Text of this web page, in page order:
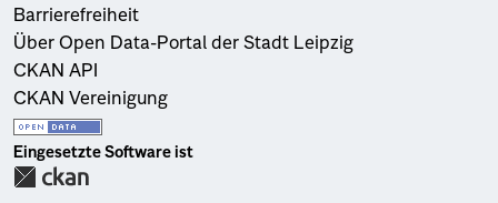
Barrierefreiheit
Über Open Data-Portal der Stadt Leipzig
CKAN API
CKAN Vereinigung
Eingesetzte Software ist